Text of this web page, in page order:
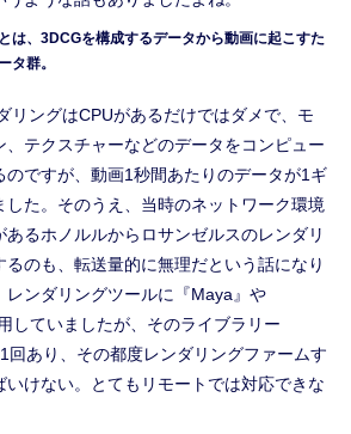
は、3DCGを構成するデータから動画に起こすた
タ群。
リングはCPUがあるだけではダメで、モ
テクスチャーなどのデータをコンピュー
のですが、動画1秒間あたりのデータが1ギ
した。そのうえ、当時のネットワーク環境
るホノルルからロサンゼルスのレンダリ
るのも、転送量的に無理だという話になり
ンダリングツールに『Maya』や
していましたが、そのライブラリー
回あり、その都度レンダリングファームす
けない。とてもリモートでは対応できな